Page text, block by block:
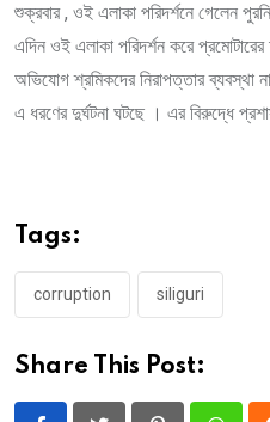
শুক্রবার , ওই এলাকা পরিদর্শনে গেলেন
এদিন ওই এলাকা পরিদর্শন করে
অভিযোগ শ্রমিকদের নিরাপত্তার ব্যবস্থা
এ ধরণের দুর্ঘটনা ঘটছে । এর বিরুদ্ধে
Tags:
corruption siliguri
Share This Post: